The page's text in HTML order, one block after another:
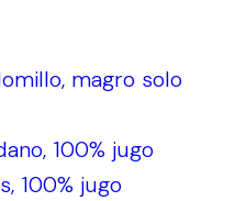
magro solo
100% jugo
100% jugo